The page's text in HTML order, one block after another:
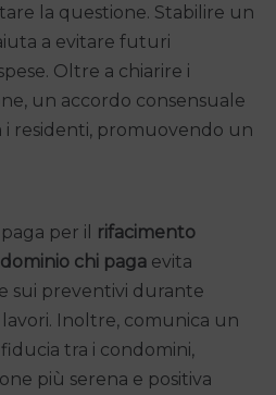
la questione. Stabilire un
a evitare futuri
Oltre a chiarire i
un accordo consensuale
i residenti, promuovendo un
per il
rifacimento
chi paga evita
sui preventivi durante
lavori. Inoltre, comunica un
tra i condomini,
più serena e positiva